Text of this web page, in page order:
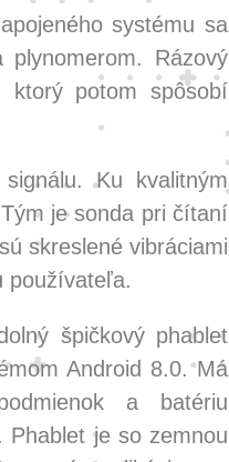
systému sa
Rázový
ktorý potom spôsobí
Ku kvalitným
je sonda pri čítaní
skreslené vibráciami
používateľa.
špičkový phablet
Android 8.0. Má
a batériu
Phablet je so zemnou